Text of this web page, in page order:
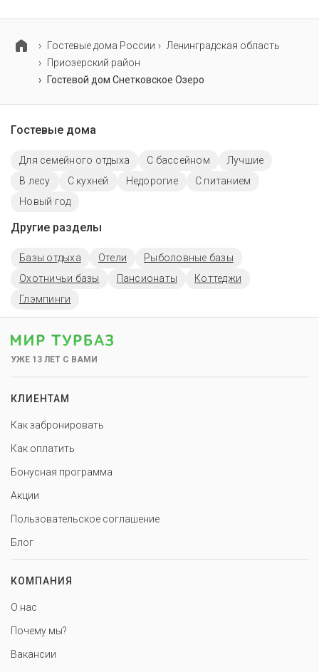
Гостевые дома России
Ленинградская область
Приозерский район
Гостевой дом Снетковское Озеро
Гостевые дома
Для семейного отдыха С бассейном
Лучшие
В лесу
С кухней Недорогие
С питанием
Новый год
Другие разделы
Базы отдыха Отели
Рыболовные базы
Охотничьи базы
Пансионаты
Коттеджи
Глэмпинги
УЖЕ 13 ЛЕТ С ВАМИ
КЛИЕНТАМ
Как забронировать
Как оплатить
Бонусная программа
Акции
Пользовательское соглашение
Блог
КОМПАНИЯ
О нас
Почему мы?
Вакансии